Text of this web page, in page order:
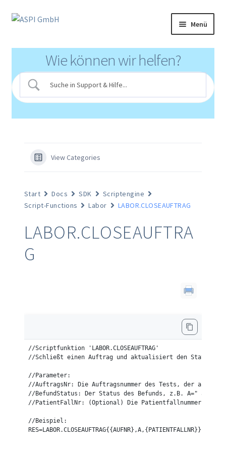
Zur
Zum
Menü
Produkte
Partnerprogramm
Support
Mediathek
Wie können wir helfen?
View Categories
Start Docs SDK
Scriptengine
Script-Functions
Labor LABOR.CLOSEAUFTRAG
LABOR.CLOSEAUFTRA
G
//Scriptfunktion 'LABOR.CLOSEAUFTRAG'
//Schließt einen Auftrag und aktualisiert den Status des
//Parameter:
//AuftragsNr: Die Auftragsnummer des Tests, der
//BefundStatus: Der Status des Befunds, z.B. A="
//PatientFallNr: (Optional) Die Patientfallnummer, die
//Beispiel:
RES=LABOR.CLOSEAUFTRAG{{AUFNR},A,{PATIENTFALLNR}}